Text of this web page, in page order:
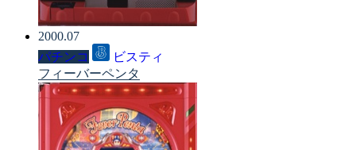
2000.07
パチンコ
ビスティ
フィーバーペンタ